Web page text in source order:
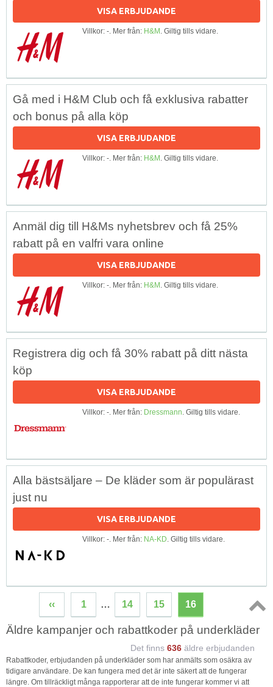
VISA ERBJUDANDE
Villkor: -. Mer från: H&M. Giltig tills vidare.
Gå med i H&M Club och få exklusiva rabatter
och bonus på alla köp
VISA ERBJUDANDE
Villkor: -. Mer från: H&M. Giltig tills vidare.
Anmäl dig till H&Ms nyhetsbrev och få 25%
rabatt på en valfri vara online
VISA ERBJUDANDE
Villkor: -. Mer från: H&M. Giltig tills vidare.
Registrera dig och få 30% rabatt på ditt nästa
köp
VISA ERBJUDANDE
Villkor: -. Mer från: Dressmann. Giltig tills vidare.
Alla bästsäljare – De kläder som är populärast
just nu
VISA ERBJUDANDE
Villkor: -. Mer från: NA-KD. Giltig tills vidare.
‹‹ 1 … 14 15 16
Äldre kampanjer och rabattkoder på underkläder
Det finns 636 äldre erbjudanden
Rabattkoder, erbjudanden på underkläder som har anmälts som osäkra av
tidigare användare. De kan fungera med det är inte säkert att de fungerar
längre. Om tillräckligt många rapporterar att de inte fungerar kommer vi att